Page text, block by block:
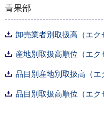
青果部
卸売業者別取扱高（エク
産地別取扱高順位（エク
品目別産地別取扱高（エ
品目別取扱高順位（エク